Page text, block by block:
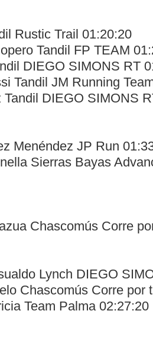
Rustic Trail 01:20:20
Tandil FP TEAM
DIEGO SIMONS RT
Tandil JM Running
DIEGO SIMONS
Menéndez JP Run
Sierras Bayas
Chascomús Corre
Lynch DIEGO
Chascomús Corre por
Team Palma 02:27:20